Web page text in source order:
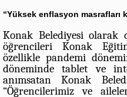
“Yüksek enflasyon masrafları
Konak Belediyesi
öğrencileri Konak
özellikle pandemi
döneminde tablet ve
anımsatan Konak
“Öğrencilerimiz ve